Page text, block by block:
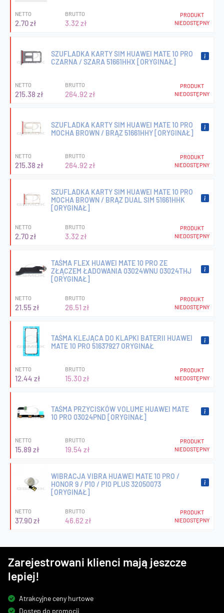
NETTO
2.70 zł
BRUTTO
3.32 zł
PRODUKT
NIEDOSTĘPNY
SZUFLADKA KARTY SIM HUAWEI MATE 10 PRO
CZARNA / SZARA 51661HHX [ORYGINAŁ]
NETTO
215.38 zł
BRUTTO
264.92 zł
PRODUKT
NIEDOSTĘPNY
SZUFLADKA KARTY SIM HUAWEI MATE 10 PRO
MOCHA BROWN / BRĄZ 51661HHY [ORYGINAŁ]
NETTO
215.38 zł
BRUTTO
264.92 zł
PRODUKT
NIEDOSTĘPNY
SZUFLADKA KARTY SIM HUAWEI MATE 10 PRO
MOCHA BROWN / BRĄZ DUAL SIM 51661HHK
[ORYGINAŁ]
NETTO
2.70 zł
BRUTTO
3.32 zł
PRODUKT
NIEDOSTĘPNY
TAŚMA FLEX HUAWEI MATE 10 PRO ZE
ZŁĄCZEM ŁADOWANIA 03024WNU 03024THJ
[ORYGINAŁ]
NETTO
21.55 zł
BRUTTO
26.51 zł
PRODUKT
NIEDOSTĘPNY
TAŚMA KLEJĄCA DO KLAPKI BATERII HUAWEI
MATE 10 PRO 51637927 ORYGINAŁ
NETTO
12.44 zł
BRUTTO
15.30 zł
PRODUKT
NIEDOSTĘPNY
TAŚMA PRZYCISKÓW VOLUME HUAWEI MATE
10 PRO 03024PND [ORYGINAŁ]
NETTO
15.89 zł
BRUTTO
19.54 zł
PRODUKT
NIEDOSTĘPNY
WIBRACJA VIBRA HUAWEI MATE 10 PRO /
HONOR 9 / P10 / P10 PLUS 32050073
[ORYGINAŁ]
NETTO
37.90 zł
BRUTTO
46.62 zł
PRODUKT
NIEDOSTĘPNY
Zarejestrowani klienci mają jeszcze
lepiej!
Atrakcyjne ceny hurtowe
Dostęp do promocji